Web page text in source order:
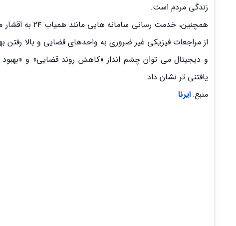
زندگی مردم است.
همچنین، خدمت
از مراجعات فیزیکی غیر ضروری به واحدهای قضایی و بالا
و دیجیتال می توان چشم انداز «کاهش روند قضایی» و
یافتنی تر نشان داد.
منبع: ایرنا